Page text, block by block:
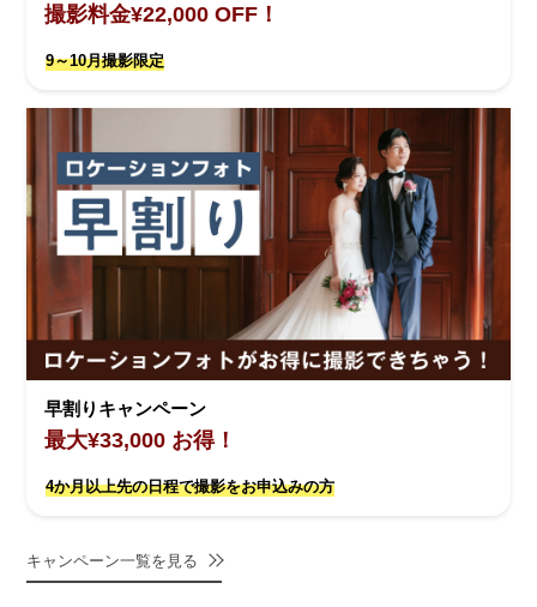
撮影料金¥22,000 OFF！
9～10月撮影限定
早割りキャンペーン
最大¥33,000 お得！
4か月以上先の日程で撮影をお申込みの方
キャンペーン一覧を見る